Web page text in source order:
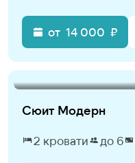
от 14 000 ₽
Сюит Модерн
2 кровати до 6